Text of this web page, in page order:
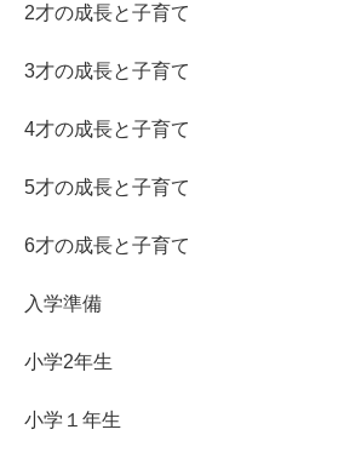
2才の成長と子育て
3才の成長と子育て
4才の成長と子育て
5才の成長と子育て
6才の成長と子育て
入学準備
小学2年生
小学１年生